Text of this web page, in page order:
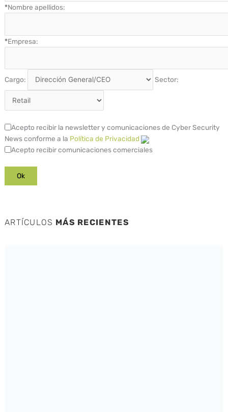
*Nombre apellidos:
*Empresa:
Cargo: Sector:
Acepto recibir la newsletter y comunicaciones de Cyber Security
News conforme a la Política de Privacidad
Acepto recibir comunicaciones comerciales
ARTÍCULOS MÁS RECIENTES